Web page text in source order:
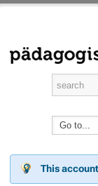
This